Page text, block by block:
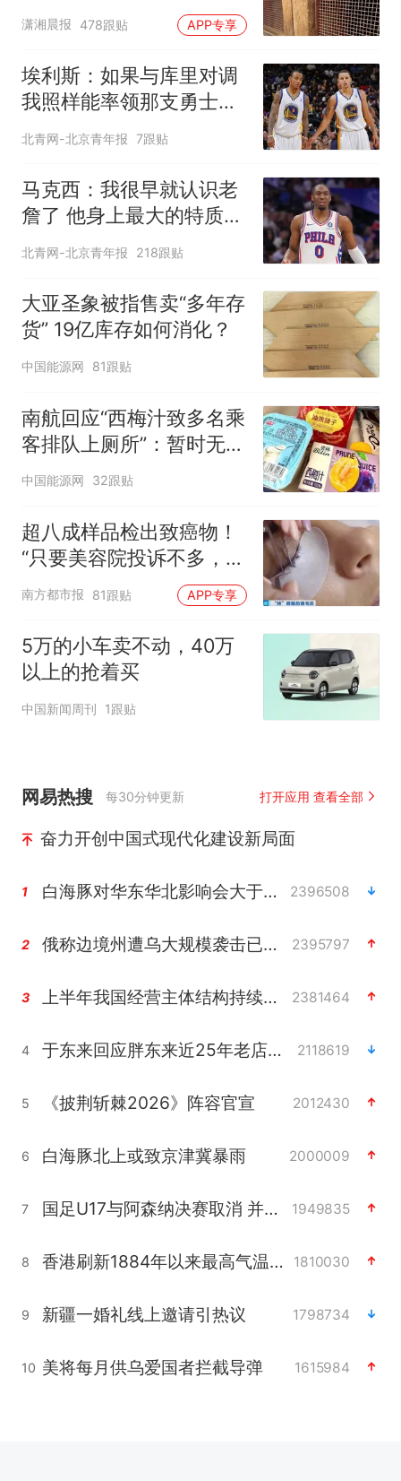
分石窟受特别保护，游客
潇湘晨报 478跟贴 APP专享
埃利斯：如果与库里对调
我照样能率领那支勇士取
得现在的成就
北青网-北京青年报 7跟贴
马克西：我很早就认识老
詹了 他身上最大的特质就
是谦逊
北青网-北京青年报 218跟贴
大亚圣象被指售卖“多年存
货” 19亿库存如何消化？
中国能源网 81跟贴
南航回应“西梅汁致多名乘
客排队上厕所”：暂时无法
核查是否发放西梅汁
中国能源网 32跟贴
超八成样品检出致癌物！
“只要美容院投诉不多，店
家就不会更换产品”
南方都市报 81跟贴 APP专享
5万的小车卖不动，40万
以上的抢着买
中国新闻周刊 1跟贴
网易热搜 每30分钟更新 打开应用 查看全部
奋力开创中国式现代化建设新局面
1 白海豚对华东华北影响会大于巴威 2396508
2 俄称边境州遭乌大规模袭击已致13伤 2395797
3 上半年我国经营主体结构持续优化 2381464
4 于东来回应胖东来近25年老店年底关闭 2118619
5 《披荆斩棘2026》阵容官宣 2012430
6 白海豚北上或致京津冀暴雨 2000009
7 国足U17与阿森纳决赛取消 并列冠军 1949835
8 香港刷新1884年以来最高气温纪录 1810030
9 新疆一婚礼线上邀请引热议 1798734
10 美将每月供乌爱国者拦截导弹 1615984